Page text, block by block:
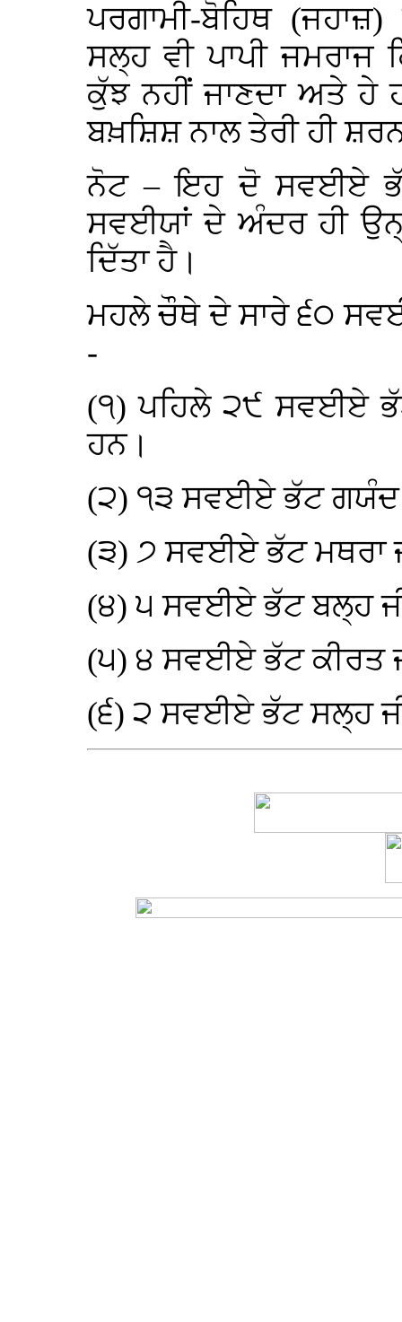
ਪਰਗਾਮੀ-ਬੋਹਿਥ
ਸਲ੍ਹ ਵੀ ਪਾਪੀ ਜਮਰਾਜ
ਕੁੱਝ ਨਹੀਂ ਜਾਣਦਾ ਅਤੇ ਹੇ
ਬਖ਼ਸ਼ਿਸ਼ ਨਾਲ ਤੇਰੀ ਹੀ
ਨੋਟ – ਇਹ ਦੋ ਸਵਈਏ
ਸਵਈਯਾਂ ਦੇ ਅੰਦਰ ਹੀ
ਦਿੱਤਾ ਹੈ।
ਮਹਲੇ ਚੌਥੇ ਦੇ ਸਾਰੇ ੬੦
-
(੧) ਪਹਿਲੇ ੨੯ ਸਵਈਏ
ਹਨ।
(੨) ੧੩ ਸਵਈਏ ਭੱਟ ਗਯੰਦ
(੩) ੭ ਸਵਈਏ ਭੱਟ ਮਥਰਾ
(੪) ੫ ਸਵਈਏ ਭੱਟ ਬਲ੍ਹ
(੫) ੪ ਸਵਈਏ ਭੱਟ ਕੀਰਤ
(੬) ੨ ਸਵਈਏ ਭੱਟ ਸਲ੍ਹ